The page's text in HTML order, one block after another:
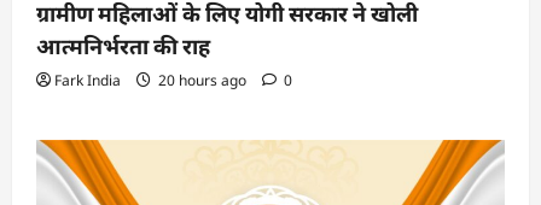
ग्रामीण महिलाओं के लिए योगी सरकार ने खोली
आत्मनिर्भरता की राह
Fark India 20 hours ago 0